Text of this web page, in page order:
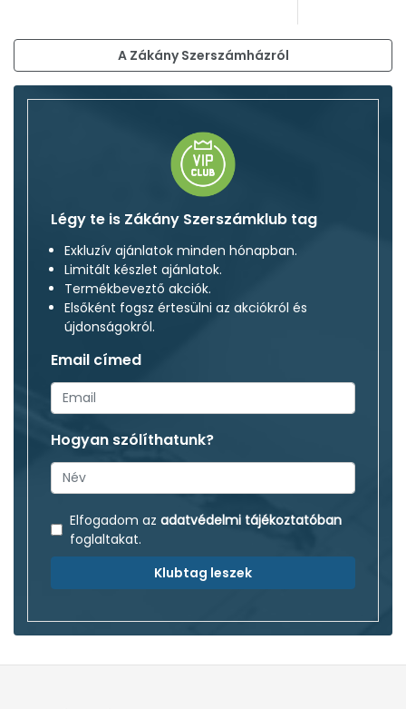
A Zákány Szerszámházról
Légy te is Zákány Szerszámklub tag
Exkluzív ajánlatok minden hónapban.
Limitált készlet ajánlatok.
Termékbeveztő akciók.
Elsőként fogsz értesülni az akciókról és
újdonságokról.
Email címed
Hogyan szólíthatunk?
Elfogadom az adatvédelmi tájékoztatóban
foglaltakat.
Klubtag leszek